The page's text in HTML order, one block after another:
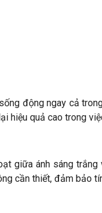
động ngay cả
hiệu quả cao trong
giữa ánh sáng trắng
cần thiết, đảm bảo